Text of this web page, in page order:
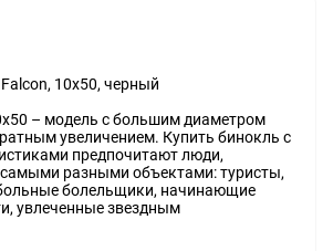
10x50, черный
– модель с большим диаметром
увеличением. Купить бинокль с
предпочитают люди,
разными объектами: туристы,
болельщики, начинающие
увлеченные звездным